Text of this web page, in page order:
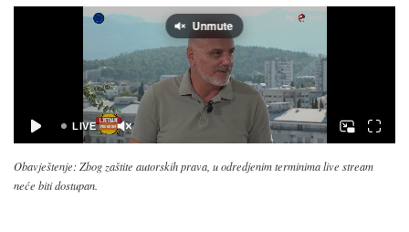
Obavještenje: Zbog zaštite autorskih prava, u odredjenim terminima live stream
neće biti dostupan.